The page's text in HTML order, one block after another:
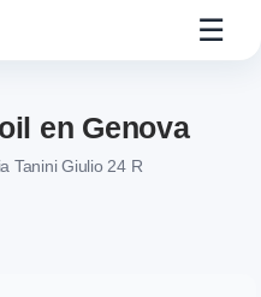
☰
en Genova
Tanini Giulio 24 R